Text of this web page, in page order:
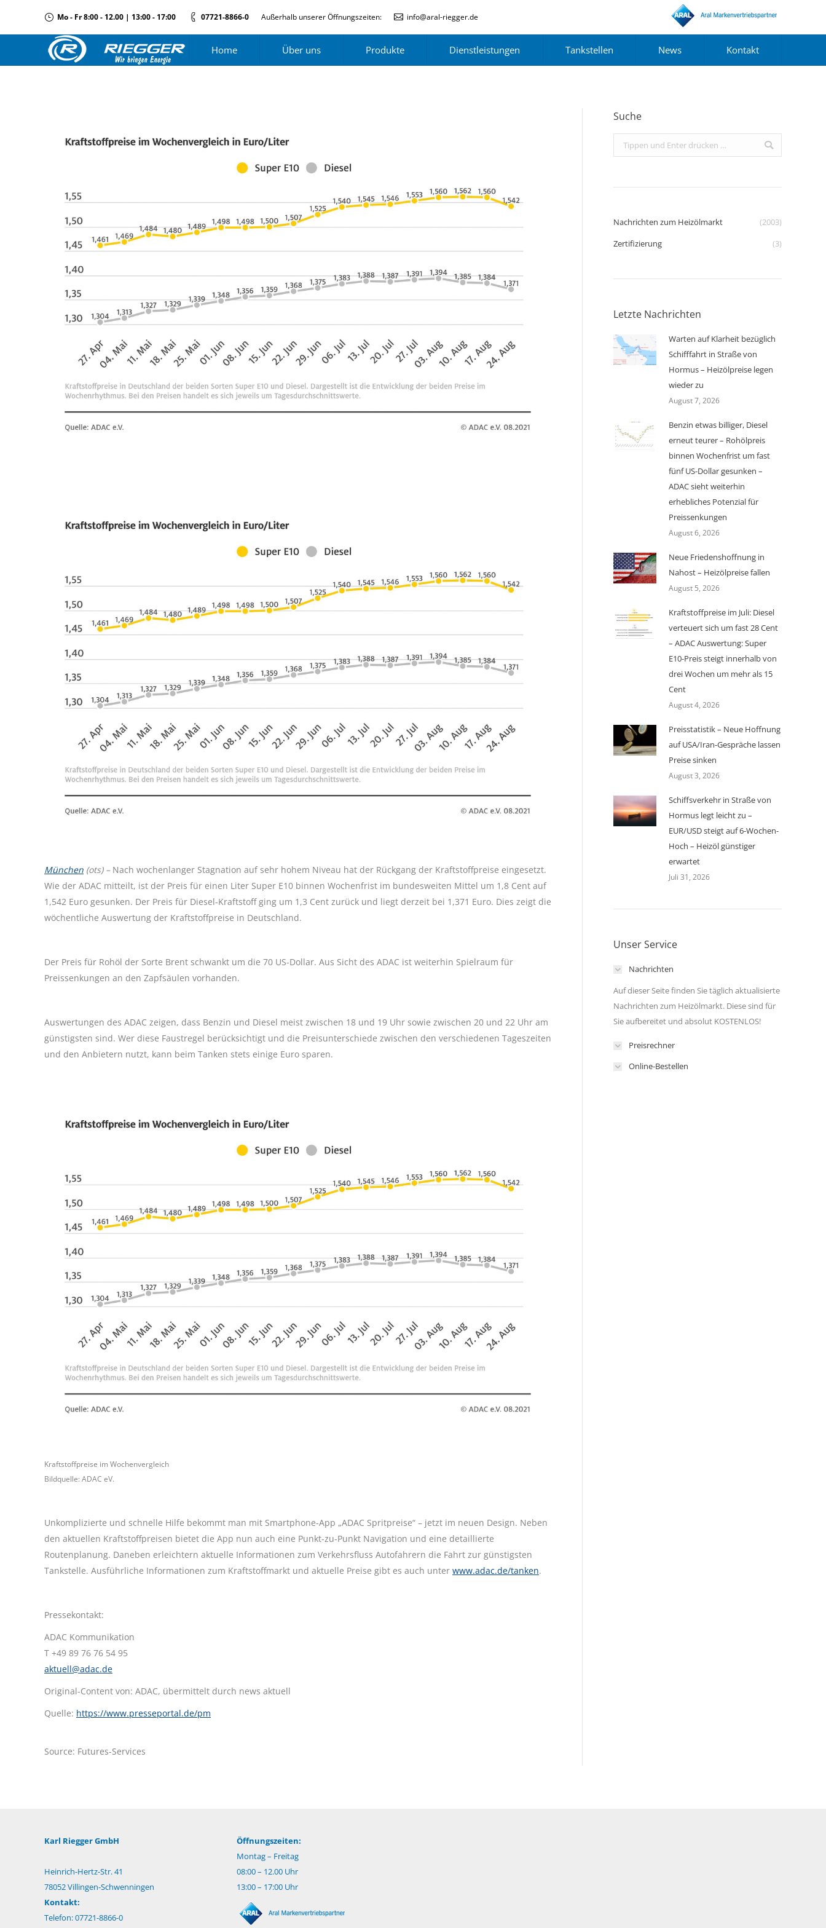
Mo - Fr 8:00 - 12.00 | 13:00 - 17:00 07721-8866-0 Außerhalb unserer Öffnungszeiten: info@aral-riegger.de
Home Über uns Produkte Dienstleistungen Tankstellen News Kontakt
München (ots) – Nach wochenlanger Stagnation auf sehr hohem Niveau hat der Rückgang der Kraftstoffpreise eingesetzt.
Wie der ADAC mitteilt, ist der Preis für einen Liter Super E10 binnen Wochenfrist im bundesweiten Mittel um 1,8 Cent auf
1,542 Euro gesunken. Der Preis für Diesel-Kraftstoff ging um 1,3 Cent zurück und liegt derzeit bei 1,371 Euro. Dies zeigt die
wöchentliche Auswertung der Kraftstoffpreise in Deutschland.
Der Preis für Rohöl der Sorte Brent schwankt um die 70 US-Dollar. Aus Sicht des ADAC ist weiterhin Spielraum für
Preissenkungen an den Zapfsäulen vorhanden.
Auswertungen des ADAC zeigen, dass Benzin und Diesel meist zwischen 18 und 19 Uhr sowie zwischen 20 und 22 Uhr am
günstigsten sind. Wer diese Faustregel berücksichtigt und die Preisunterschiede zwischen den verschiedenen Tageszeiten
und den Anbietern nutzt, kann beim Tanken stets einige Euro sparen.
Kraftstoffpreise im Wochenvergleich
Bildquelle: ADAC eV.
Unkomplizierte und schnelle Hilfe bekommt man mit Smartphone-App „ADAC Spritpreise“ – jetzt im neuen Design. Neben
den aktuellen Kraftstoffpreisen bietet die App nun auch eine Punkt-zu-Punkt Navigation und eine detaillierte
Routenplanung. Daneben erleichtern aktuelle Informationen zum Verkehrsfluss Autofahrern die Fahrt zur günstigsten
Tankstelle. Ausführliche Informationen zum Kraftstoffmarkt und aktuelle Preise gibt es auch unter www.adac.de/tanken.
Pressekontakt:
ADAC Kommunikation
T +49 89 76 76 54 95
aktuell@adac.de
Original-Content von: ADAC, übermittelt durch news aktuell
Quelle: https://www.presseportal.de/pm
Source: Futures-Services
Suche
Search:
Nachrichten zum Heizölmarkt
(2003)
Zertifizierung
(3)
Letzte Nachrichten
Warten auf Klarheit bezüglich
Schifffahrt in Straße von
Hormus – Heizölpreise legen
wieder zu
August 7, 2026
Benzin etwas billiger, Diesel
erneut teurer – Rohölpreis
binnen Wochenfrist um fast
fünf US-Dollar gesunken –
ADAC sieht weiterhin
erhebliches Potenzial für
Preissenkungen
August 6, 2026
Neue Friedenshoffnung in
Nahost – Heizölpreise fallen
August 5, 2026
Kraftstoffpreise im Juli: Diesel
verteuert sich um fast 28 Cent
– ADAC Auswertung: Super
E10-Preis steigt innerhalb von
drei Wochen um mehr als 15
Cent
August 4, 2026
Preisstatistik – Neue Hoffnung
auf USA/Iran-Gespräche lassen
Preise sinken
August 3, 2026
Schiffsverkehr in Straße von
Hormus legt leicht zu –
EUR/USD steigt auf 6-Wochen-
Hoch – Heizöl günstiger
erwartet
Juli 31, 2026
Unser Service
Nachrichten
Auf dieser Seite finden Sie täglich aktualisierte
Nachrichten zum Heizölmarkt. Diese sind für
Sie aufbereitet und absolut KOSTENLOS!
Preisrechner
Online-Bestellen
Karl Riegger GmbH
Heinrich-Hertz-Str. 41
78052 Villingen-Schwenningen
Kontakt:
Telefon: 07721-8866-0
Öffnungszeiten:
Montag – Freitag
08:00 – 12.00 Uhr
13:00 – 17:00 Uhr